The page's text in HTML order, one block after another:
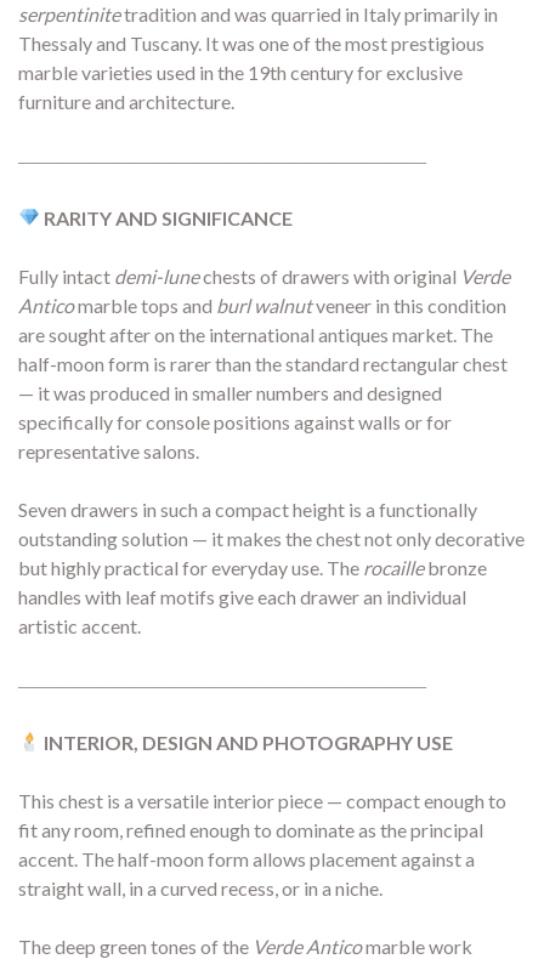
serpentinitetradition and was quarried in Italy primarily in
Thessaly and Tuscany. It was one of the most prestigious
marble varieties used in the 19th century for exclusive
furniture and architecture.
―――――――――――――――――――――
RARITY AND SIGNIFICANCE
Fully intact demi-lunechests of drawers with original Verde
Anticomarble tops and burl walnutveneer in this condition
are sought after on the international antiques market. The
half-moon form is rarer than the standard rectangular chest
— it was produced in smaller numbers and designed
specifically for console positions against walls or for
representative salons.
Seven drawers in such a compact height is a functionally
outstanding solution — it makes the chest not only decorative
but highly practical for everyday use. The rocaillebronze
handles with leaf motifs give each drawer an individual
artistic accent.
―――――――――――――――――――――
INTERIOR, DESIGN AND PHOTOGRAPHY USE
This chest is a versatile interior piece — compact enough to
fit any room, refined enough to dominate as the principal
accent. The half-moon form allows placement against a
straight wall, in a curved recess, or in a niche.
The deep green tones of the Verde Anticomarble work